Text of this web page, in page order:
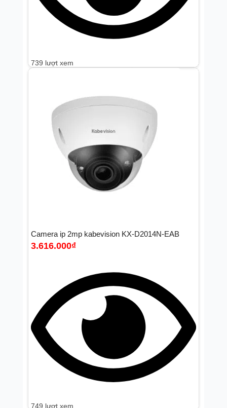
739 lượt xem
Camera ip 2mp kabevision KX-D2014N-EAB
3.616.000₫
749 lượt xem